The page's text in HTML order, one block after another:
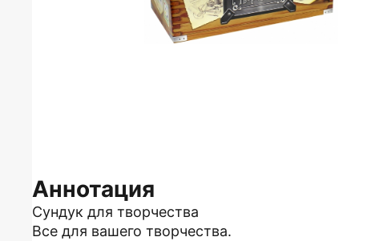
Аннотация
Сундук для творчества
Все для вашего творчества.